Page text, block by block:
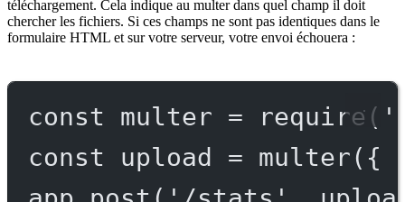
téléchargement. Cela indique au multer dans quel champ il doit
chercher les fichiers. Si ces champs ne sont pas identiques dans le
formulaire HTML et sur votre serveur, votre envoi échouera :
const multer = require (
const
upload = multer({